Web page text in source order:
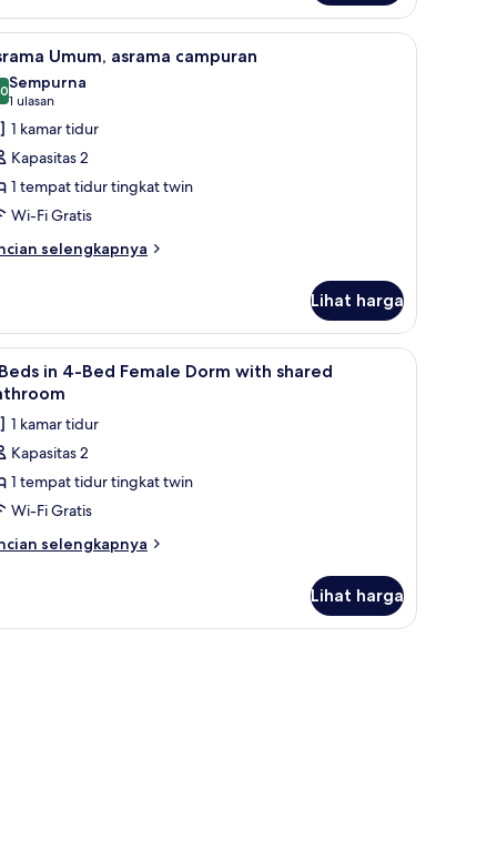
setrika/meja setrika Seprai antialergi, tirai kedap cahaya, dan
4 Umum, asrama campuran
dari 10
Sempurna
1 ulasan
(1
ulasan)
1 kamar tidur
Kapasitas 2
1 tempat tidur tingkat twin
Wi-Fi Gratis
selengkapnya
Lihat harga
setrika/meja setrika Seprai antialergi, tirai kedap cahaya, dan
3
in 4-Bed Female Dorm with shared
1 kamar tidur
Kapasitas 2
1 tempat tidur tingkat twin
Wi-Fi Gratis
selengkapnya
Lihat harga
setrika/meja setrika